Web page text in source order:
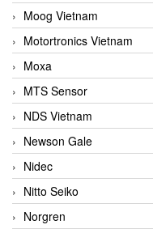
Moog Vietnam
Motortronics Vietnam
Moxa
MTS Sensor
NDS Vietnam
Newson Gale
Nidec
Nitto Seiko
Norgren